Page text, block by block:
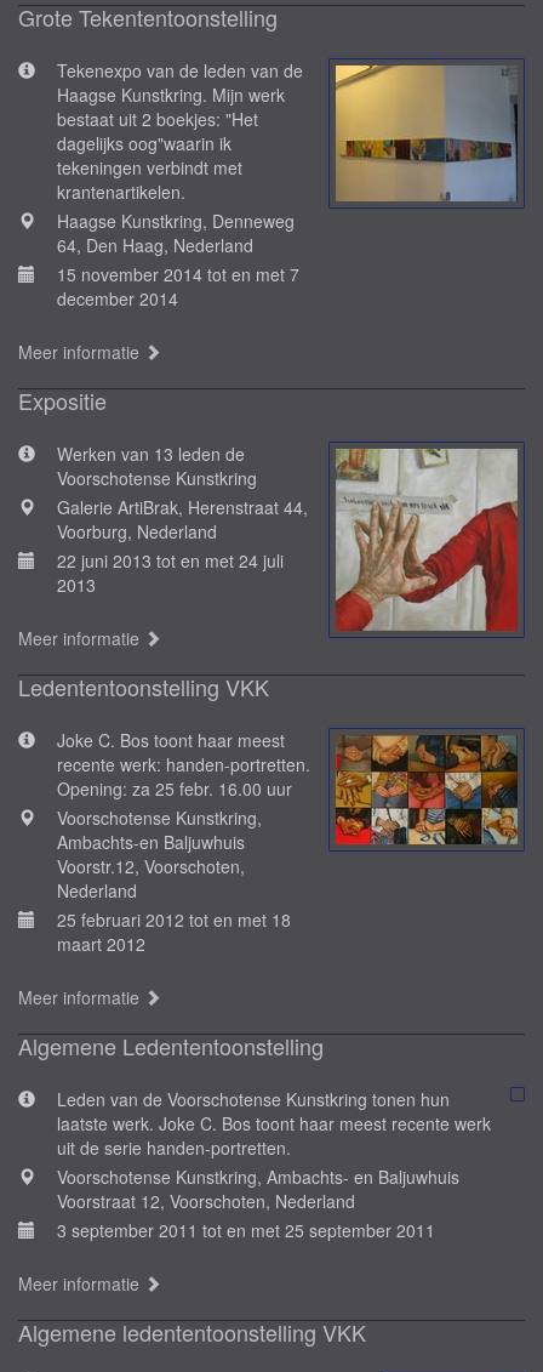
Grote Tekententoonstelling
Tekenexpo van de leden van de
Haagse Kunstkring. Mijn werk
bestaat uit 2 boekjes: "Het
dagelijks oog"waarin ik
tekeningen verbindt met
krantenartikelen.
Haagse Kunstkring, Denneweg
64, Den Haag, Nederland
15 november 2014 tot en met 7
december 2014
Meer informatie
Expositie
Werken van 13 leden de
Voorschotense Kunstkring
Galerie ArtiBrak, Herenstraat 44,
Voorburg, Nederland
22 juni 2013 tot en met 24 juli
2013
Meer informatie
Ledententoonstelling VKK
Joke C. Bos toont haar meest
recente werk: handen-portretten.
Opening: za 25 febr. 16.00 uur
Voorschotense Kunstkring,
Ambachts-en Baljuwhuis
Voorstr.12, Voorschoten,
Nederland
25 februari 2012 tot en met 18
maart 2012
Meer informatie
Algemene Ledententoonstelling
Leden van de Voorschotense Kunstkring tonen hun
laatste werk. Joke C. Bos toont haar meest recente werk
uit de serie handen-portretten.
Voorschotense Kunstkring, Ambachts- en Baljuwhuis
Voorstraat 12, Voorschoten, Nederland
3 september 2011 tot en met 25 september 2011
Meer informatie
Algemene ledententoonstelling VKK